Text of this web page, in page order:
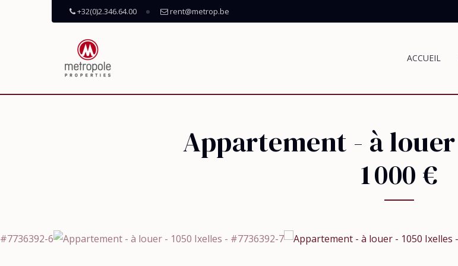
+32(0)2.346.64.00 rent@metrop.be
ACCUEIL
Appartement - à louer
1 000 €